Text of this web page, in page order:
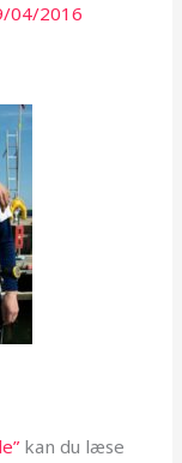
04/2016
kan du læse